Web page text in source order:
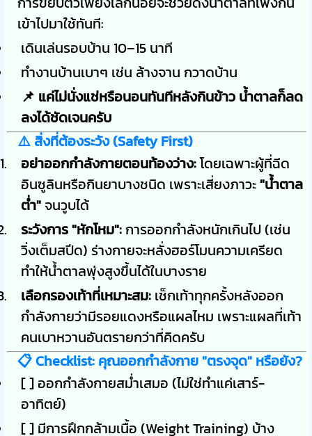
เข้าไปมาใช้ทันที:
เดินเล่นรอบบ้าน 10–15 นาที
ทำงานบ้านเบาๆ เช่น ล้างจาน กวาดบ้าน
📌 แค่ไม่นั่งแช่หรือนอนทันทีหลังกินข้าว น้ำตาลก็ลด
ลงได้ชัดเจนครับ
⚠️ สิ่งที่ต้องระวัง (Safety First)
อย่าออกกำลังกายตอนท้องว่าง:โดยเฉพาะผู้ที่ฉีด
อินซูลินหรือกินยาบางชนิด เพราะเสี่ยงภาวะ"น้ำตาล
ต่ำ" จนวูบได้
ระวังการ "หักโหม":การออกกำลังหนักเกินไป (เช่น
วิ่งเต็มสปีด) ร่างกายจะหลั่งฮอร์โมนความเครียด
ทำให้น้ำตาลพุ่งสูงขึ้นได้ในบางราย
เลือกรองเท้าที่เหมาะสม: เช็กเท้าทุกครั้งหลังออก
กำลังกายว่ามีรอยแดงหรือแผลไหม เพราะแผลที่เท้า
คนเบาหวานอันตรายกว่าที่คิดครับ
📋 Checklist: คุณออกกำลังกาย "ตรงจุด" หรือยัง?
[ ] ออกกำลังกายสม่ำเสมอ (ไม่ใช่ทำแค่เสาร์-
อาทิตย์)
[ ] มีการฝึกกล้ามเนื้อ (Weight Training) บ้าง